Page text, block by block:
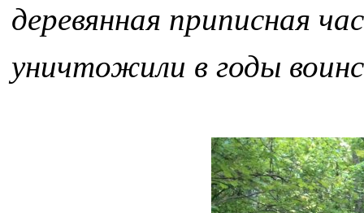
деревянная приписная
уничтожили в годы